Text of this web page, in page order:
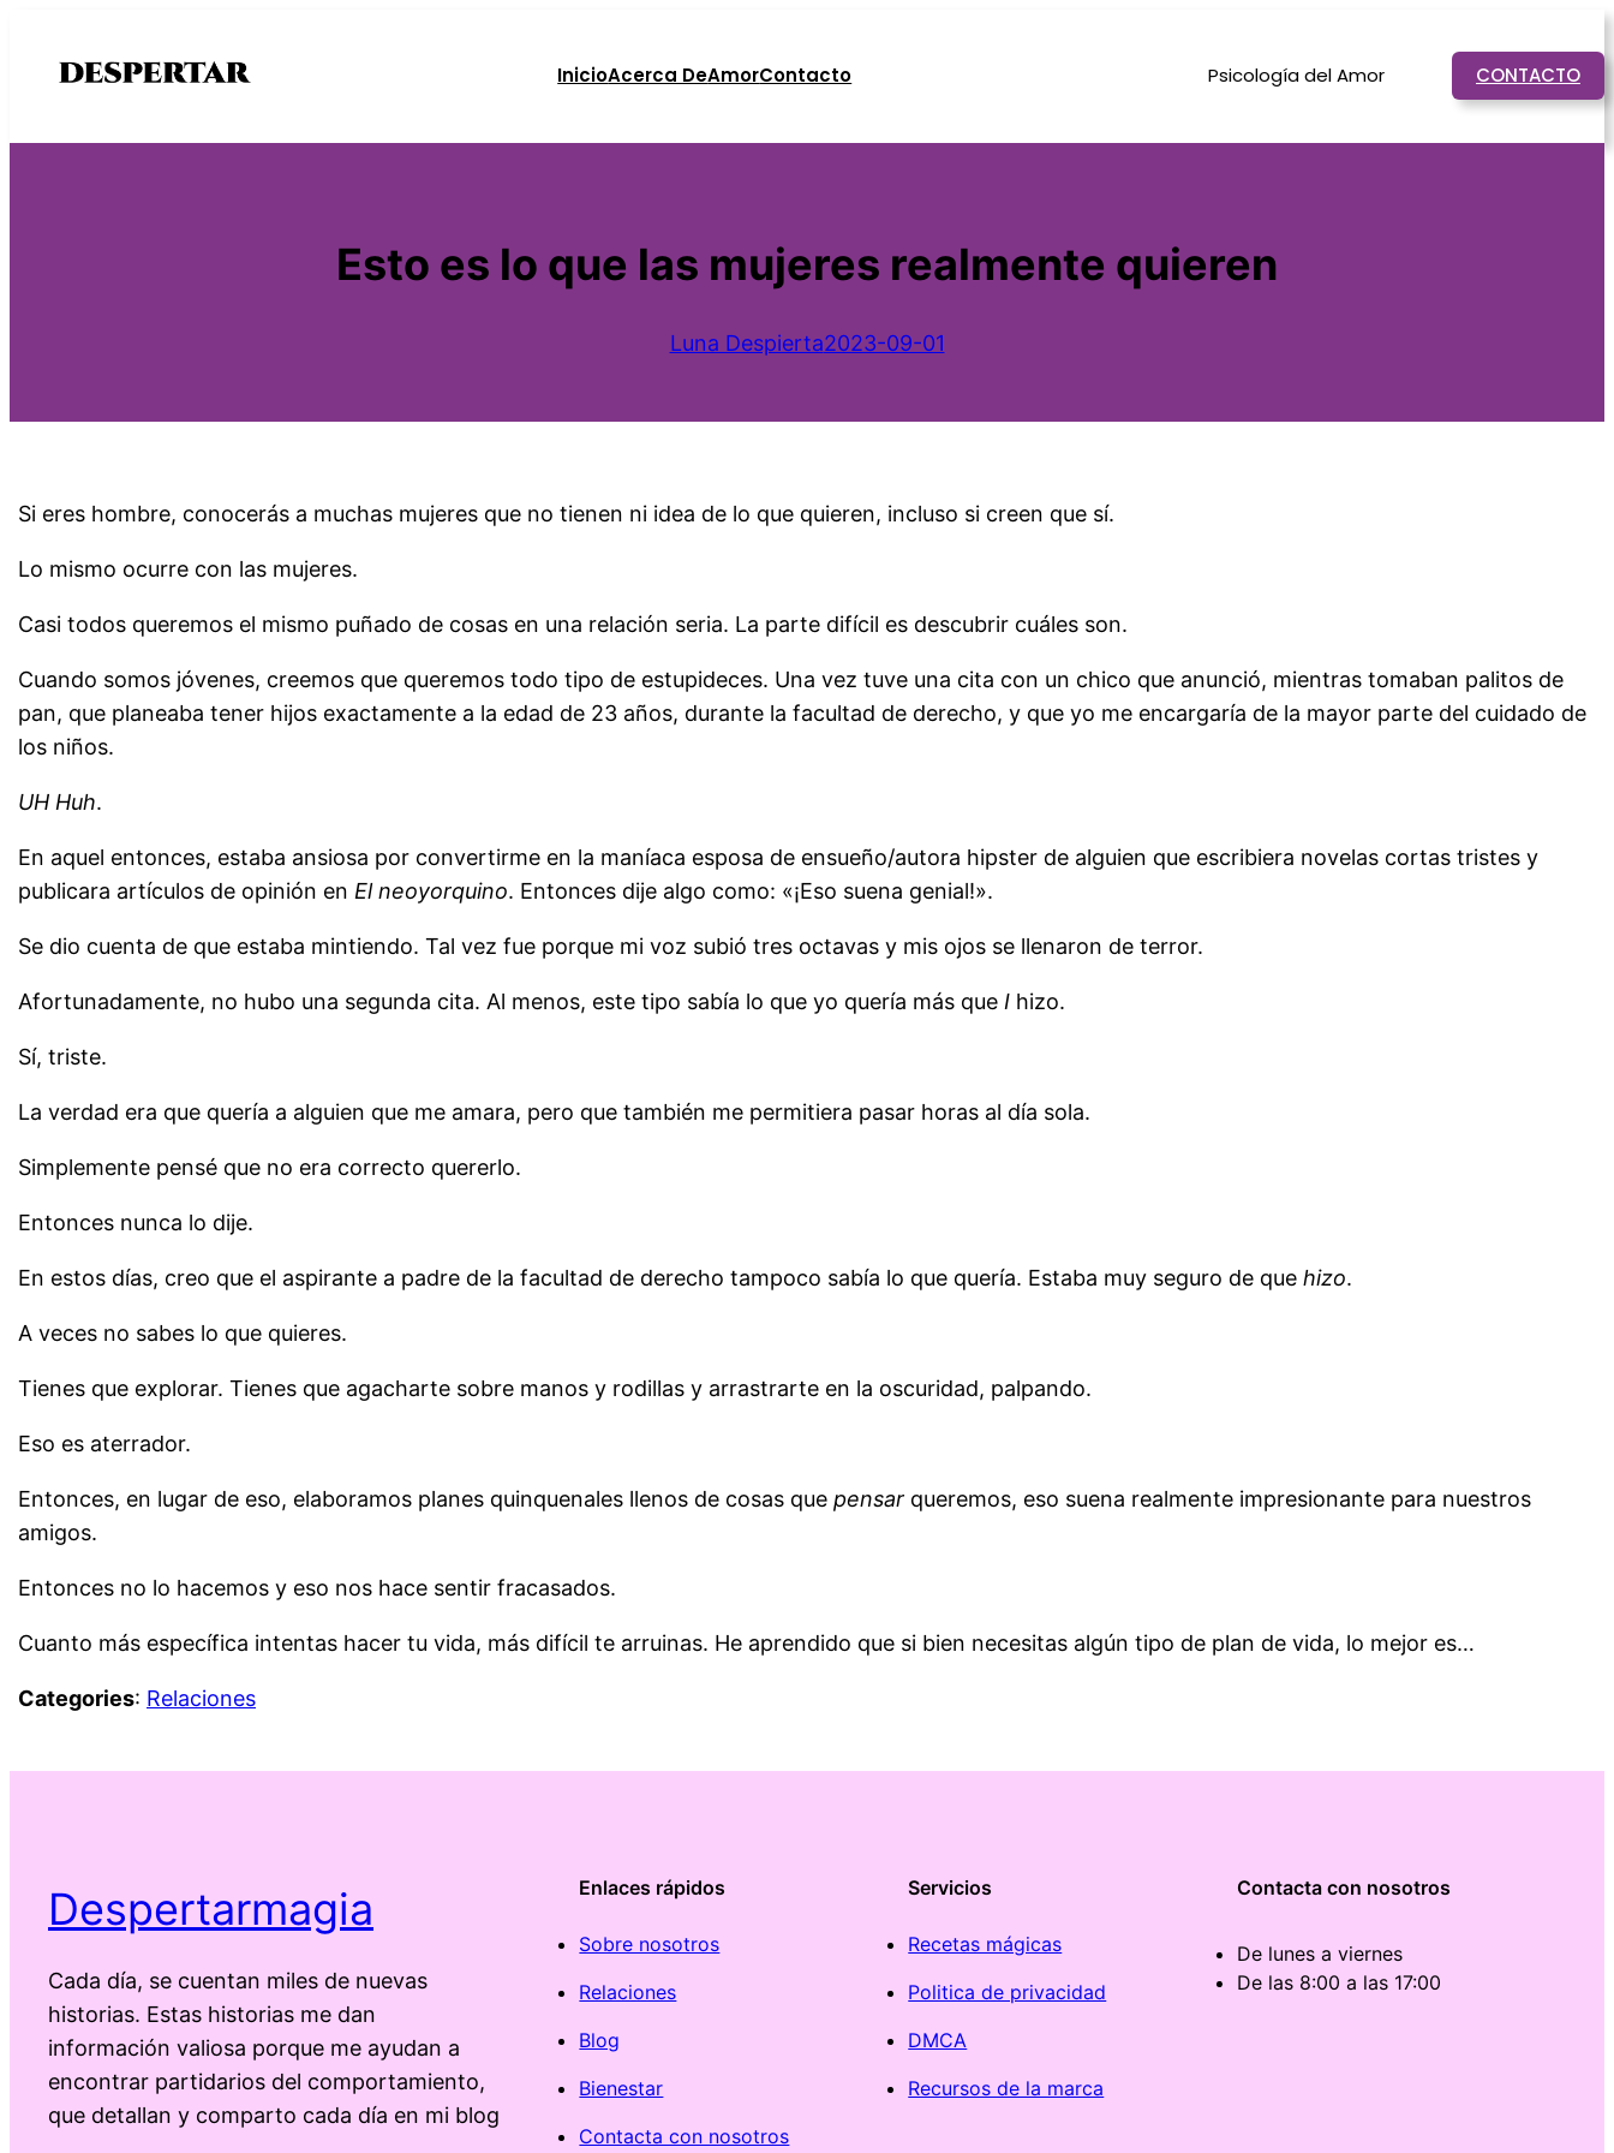
InicioAcerca DeAmorContacto Psicología del Amor CONTACTO
Esto es lo que las mujeres realmente quieren
Luna Despierta2023-09-01
Si eres hombre, conocerás a muchas mujeres que no tienen ni idea de lo que quieren, incluso si creen que sí.
Lo mismo ocurre con las mujeres.
Casi todos queremos el mismo puñado de cosas en una relación seria. La parte difícil es descubrir cuáles son.
Cuando somos jóvenes, creemos que queremos todo tipo de estupideces. Una vez tuve una cita con un chico que anunció, mientras tomaban palitos de
pan, que planeaba tener hijos exactamente a la edad de 23 años, durante la facultad de derecho, y que yo me encargaría de la mayor parte del cuidado de
los niños.
UH Huh.
En aquel entonces, estaba ansiosa por convertirme en la maníaca esposa de ensueño/autora hipster de alguien que escribiera novelas cortas tristes y
publicara artículos de opinión enEl neoyorquino. Entonces dije algo como: «¡Eso suena genial!».
Se dio cuenta de que estaba mintiendo. Tal vez fue porque mi voz subió tres octavas y mis ojos se llenaron de terror.
Afortunadamente, no hubo una segunda cita. Al menos, este tipo sabía lo que yo quería más queI hizo.
Sí, triste.
La verdad era que quería a alguien que me amara, pero que también me permitiera pasar horas al día sola.
Simplemente pensé que no era correcto quererlo.
Entonces nunca lo dije.
En estos días, creo que el aspirante a padre de la facultad de derecho tampoco sabía lo que quería. Estaba muy seguro de quehizo.
A veces no sabes lo que quieres.
Tienes que explorar. Tienes que agacharte sobre manos y rodillas y arrastrarte en la oscuridad, palpando.
Eso es aterrador.
Entonces, en lugar de eso, elaboramos planes quinquenales llenos de cosas quepensar queremos, eso suena realmente impresionante para nuestros
amigos.
Entonces no lo hacemos y eso nos hace sentir fracasados.
Cuanto más específica intentas hacer tu vida, más difícil te arruinas. He aprendido que si bien necesitas algún tipo de plan de vida, lo mejor es…
Categories: Relaciones
Despertarmagia
Cada día, se cuentan miles de nuevas
historias. Estas historias me dan
información valiosa porque me ayudan a
encontrar partidarios del comportamiento,
que detallan y comparto cada día en mi blog
Enlaces rápidos
Sobre nosotros
Relaciones
Blog
Bienestar
Contacta con nosotros
Servicios
Recetas mágicas
Politica de privacidad
DMCA
Recursos de la marca
Contacta con nosotros
De lunes a viernes
De las 8:00 a las 17:00